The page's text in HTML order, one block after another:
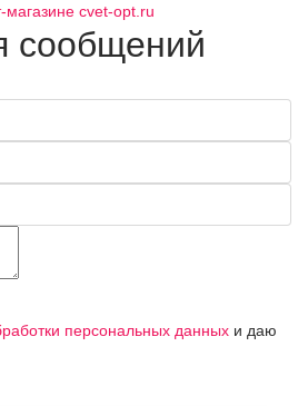
магазине cvet-opt.ru
сообщений
персональных данных и даю